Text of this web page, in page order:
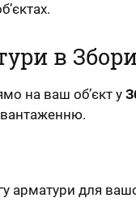
в
на ваш об’єкт у
арматури для